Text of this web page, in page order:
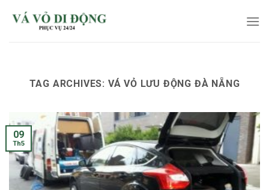
TAG ARCHIVES: VÁ VỎ LƯU ĐỘNG ĐÀ NẴNG
09
Th5